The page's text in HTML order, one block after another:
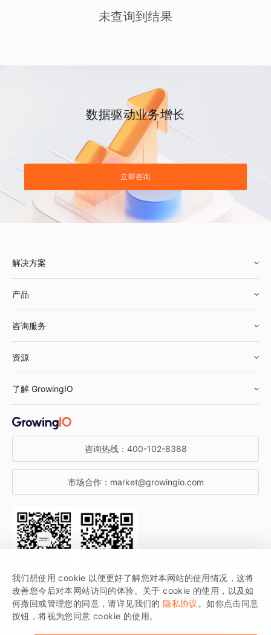
未查询到结果
数据驱动业务增长
立即咨询
解决方案
鞋服行业
汽车行业
金融行业
产品
智能运营
获客分析
咨询服务
资源
增长公开课
增长博客
开发者文档
SDK 文档
场景指南
了解 GrowingIO
关于 GrowingIO
增长大会
行业活动
咨询热线： 400-102-8388
市场合作： market@growingio.com
关注公众号 获取更多干货
GrowingIO 是专注于数据智能分析与增长的品牌，核心平台为 GrowingIO
分析云。
我们想使用 cookie 以便更好了解您对本网站的使用情况，这将
改善您今后对本网站访问的体验。关于 cookie 的使用，以及如
何撤回或管理您的同意，请详见我们的 隐私协议 。如你点击同意
按钮，将视为您同意 cookie 的使用。